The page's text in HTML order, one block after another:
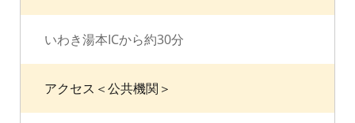
いわき湯本ICから約30分
アクセス＜公共機関＞